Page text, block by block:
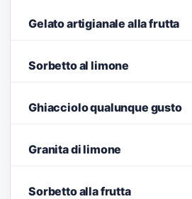
Gelato artigianale alla frutta
Sorbetto al limone
Ghiacciolo qualunque gusto
Granita di limone
Sorbetto alla frutta